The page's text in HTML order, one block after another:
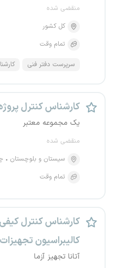
منقضی شده
کل کشور
تمام وقت
سرپرست دفتر فنی
کارشناس کنترل
یک مجموعه معتبر
منقضی شده
سیستان و بلوچستان
تمام وقت
کارشناس کنترل
کالیبراسیون
آتانا تجهیز آزما